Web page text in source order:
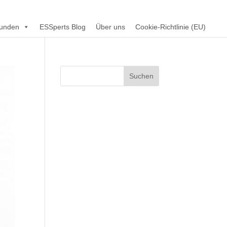
ESSperts Blog Über uns Cookie-Richtlinie (EU)